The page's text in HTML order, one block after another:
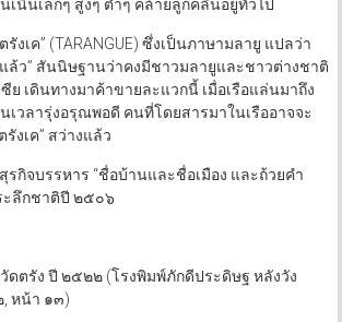
เนินเล็กๆ สูงๆ ต่ำๆ คล้ายลูกคลื่นอยู่ทั่วไป
รังเค” (TARANGUE) ซึ่งเป็นภาษามลายู แปลว่า
แล้ว” สันนิษฐานว่าคงมีชาวมลายูและชาวต่างชาติ
ซีย เดินทางมาค้าขายละแวกนี้ เมื่อเรือแล่นมาถึง
เวลารุ่งอรุณพอดี คนที่โดยสารมาในเรืออาจจะ
รังเค” สว่างแล้ว
รกิจบรรหาร “ชื่อบ้านและชื่อเมือง และถ้วยคำ
ะลึกชาติปี ๒๕๐๖
ดตรัง ปี ๒๕๒๒ (โรงพิมพ์ภักดีประดิษฐ หลังวัง
หน้า ๑๓)